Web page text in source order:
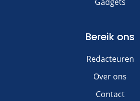
Bereik ons
Redacteuren
Over ons
Contact